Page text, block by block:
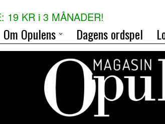
19 KR i 3 MÅNADER!
Om Opulens Dagens ordspel